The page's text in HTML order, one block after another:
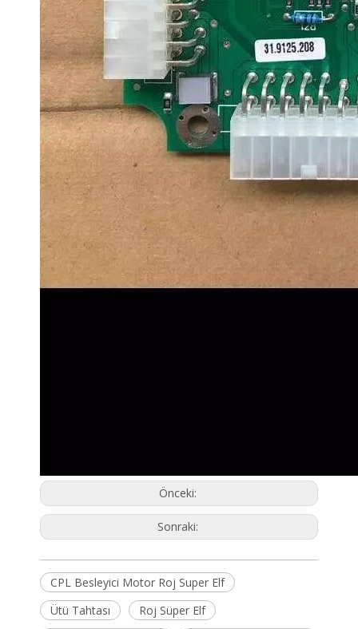
Önceki:
Sonraki:
CPL Besleyici Motor Roj Super Elf
Ütü Tahtası
Roj Süper Elf